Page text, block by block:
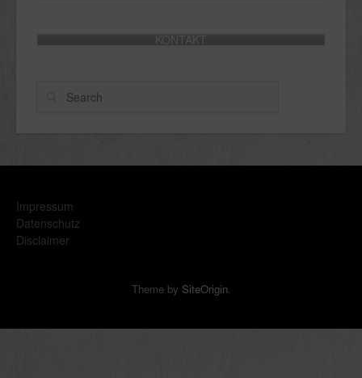
KONTAKT
Search
Impressum
Datenschutz
Disclaimer
Theme by SiteOrigin.